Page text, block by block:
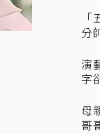
分
演
字
母
哥